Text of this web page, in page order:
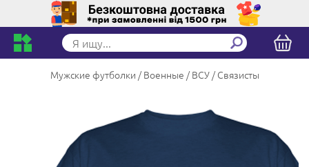
Мужские футболки Военные ВСУ Связисты